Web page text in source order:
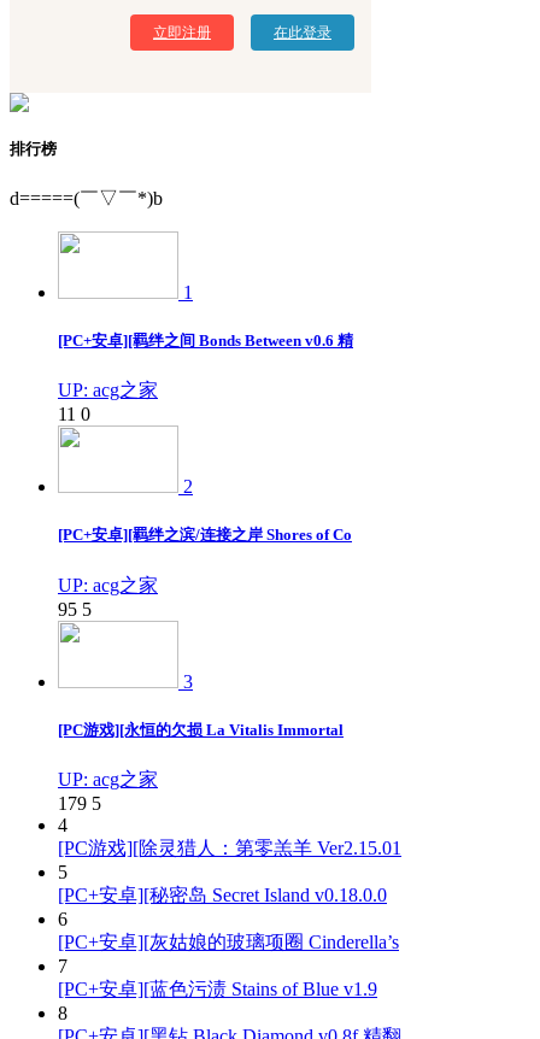
立即注册 在此登录
排行榜
d=====(￣▽￣*)b
1
[PC+安卓][羁绊之间 Bonds Between v0.6 精
UP: acg之家
11 0
2
[PC+安卓][羁绊之滨/连接之岸 Shores of Co
UP: acg之家
95 5
3
[PC游戏][永恒的欠损 La Vitalis Immortal
UP: acg之家
179 5
4
[PC游戏][除灵猎人：第零羔羊 Ver2.15.01
5
[PC+安卓][秘密岛 Secret Island v0.18.0.0
6
[PC+安卓][灰姑娘的玻璃项圈 Cinderella’s
7
[PC+安卓][蓝色污渍 Stains of Blue v1.9
8